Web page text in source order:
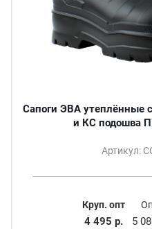
Сапоги ЭВА утеплённые
и КС подошва
Артикул:
Круп. опт
4 495 р. 5